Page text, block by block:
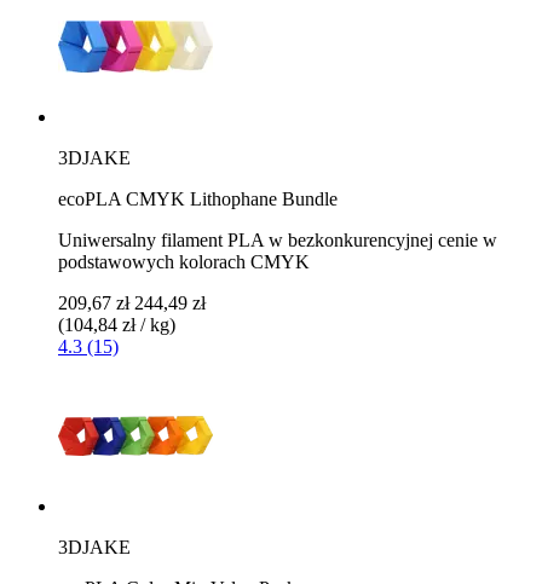
3DJAKE
ecoPLA CMYK Lithophane Bundle
Uniwersalny filament PLA w bezkonkurencyjnej cenie w
podstawowych kolorach CMYK
209,67 zł 244,49 zł
(104,84 zł / kg)
4.3 (15)
3DJAKE